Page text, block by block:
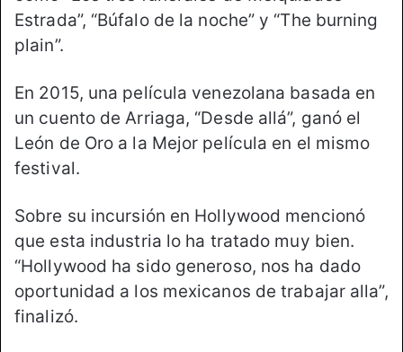
Estrada”, “Búfalo de la noche” y “The burning
plain”.
En 2015, una película venezolana basada en
un cuento de Arriaga, “Desde allá”, ganó el
León de Oro a la Mejor película en el mismo
festival.
Sobre su incursión en Hollywood mencionó
que esta industria lo ha tratado muy bien.
“Hollywood ha sido generoso, nos ha dado
oportunidad a los mexicanos de trabajar alla”,
finalizó.